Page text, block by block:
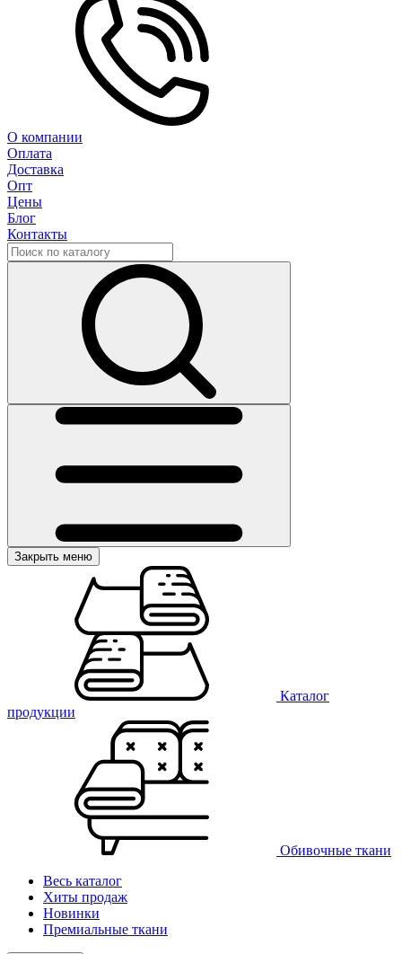
О компании
Оплата
Доставка
Опт
Цены
Блог
Контакты
Закрыть меню
Каталог
продукции
Обивочные ткани
Весь каталог
Хиты продаж
Новинки
Премиальные ткани